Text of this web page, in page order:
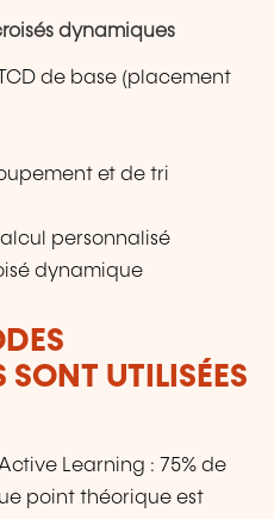
dynamiques
de base (placement
et de tri
personnalisé
dynamique
SONT UTILISÉES
Learning : 75% de
point théorique est